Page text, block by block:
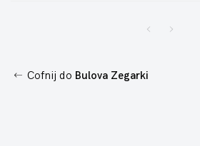
Cofnij do Bulova Zegarki